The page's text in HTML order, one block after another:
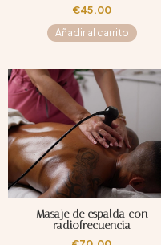
€45.00
Añadir al carrito
Masaje de espalda con
radiofrecuencia